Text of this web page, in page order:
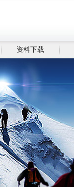
资料下载